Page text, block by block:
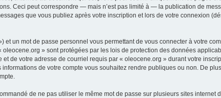
Ceci peut correspondre — mais n’est pas limité à — la publication de
que vous publiez après votre inscription et lors de votre connexion
un mot de passe personnel vous permettant de vous connecter à votre
» sont protégées par les lois de protection des données
de votre adresse de courriel requis par « oleocene.org » durant votre
de votre compte vous souhaitez rendre publiques ou non. De
de ne pas utiliser le même mot de passe sur plusieurs sites internet